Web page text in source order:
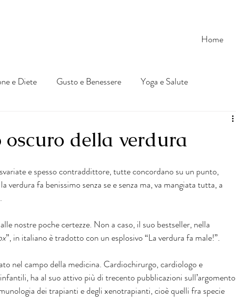
Home
e Diete Gusto e Benessere Yoga e Salute
della verdura
e spesso contraddittore, tutte concordano su un punto,
verdura fa benissimo senza se e senza ma, va mangiata tutta, a
nostre poche certezze. Non a caso, il suo bestseller, nella
”, in italiano è tradotto con un esplosivo “La verdura fa male!”.
nel campo della medicina. Cardiochirurgo, cardiologo e
ha al suo attivo più di trecento pubblicazioni sull’argomento
dei trapianti e degli xenotrapianti, cioè quelli fra specie